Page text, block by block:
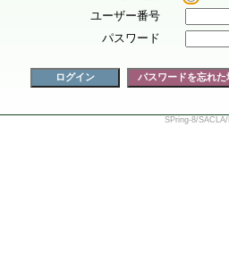
ユーザー番号
パスワード
SPring-8/